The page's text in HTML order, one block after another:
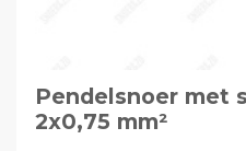
Pendelsnoer met
2x0,75 mm²